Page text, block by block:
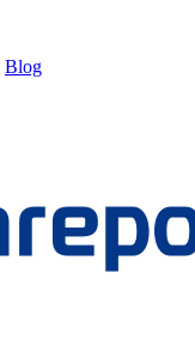
Blog